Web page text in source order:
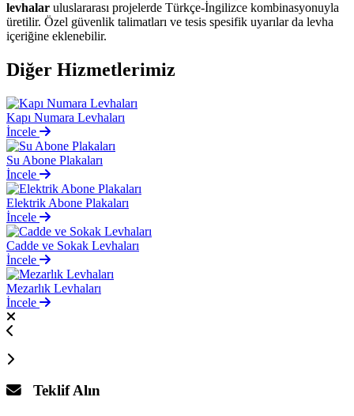
levhalar uluslararası projelerde Türkçe-İngilizce kombinasyonuyla
üretilir. Özel güvenlik talimatları ve tesis spesifik uyarılar da levha
içeriğine eklenebilir.
Diğer Hizmetlerimiz
Kapı Numara Levhaları
İncele
Su Abone Plakaları
İncele
Elektrik Abone Plakaları
İncele
Cadde ve Sokak Levhaları
İncele
Mezarlık Levhaları
İncele
Teklif Alın